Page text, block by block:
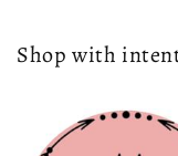
Shop with